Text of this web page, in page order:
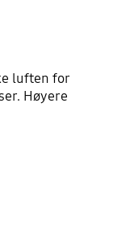
luften for
Høyere